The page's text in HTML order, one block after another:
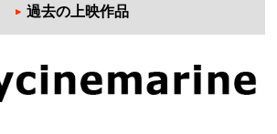
過去の上映作品